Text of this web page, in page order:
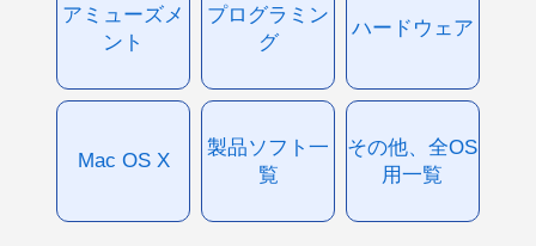
アミューズメ
ント
プログラミン
グ
ハードウェア
Mac OS X
製品ソフト一
覧
その他、全OS
用一覧